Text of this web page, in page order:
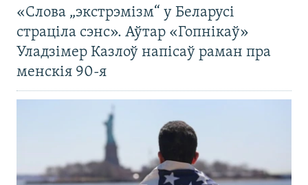
«Слова „экстрэмізм“ у Беларусі
страціла сэнс». Аўтар «Гопнікаў»
Уладзімер Казлоў напісаў раман пра
менскія 90-я